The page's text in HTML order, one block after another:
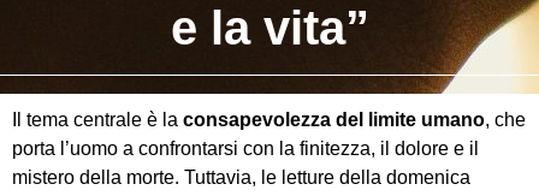
e la vita”
Il tema centrale è la consapevolezza del limite umano, che
porta l’uomo a confrontarsi con la finitezza, il dolore e il
mistero della morte. Tuttavia, le letture della domenica